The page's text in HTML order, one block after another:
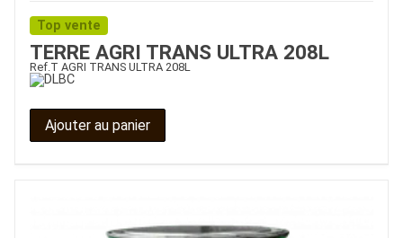
Top vente
TERRE AGRI TRANS ULTRA 208L
Ref.T AGRI TRANS ULTRA 208L
Ajouter au panier